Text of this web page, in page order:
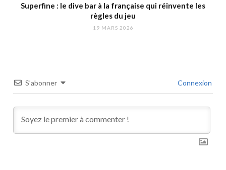
Superfine : le dive bar à la française qui réinvente les
règles du jeu
19 MARS 2026
S’abonner Connexion